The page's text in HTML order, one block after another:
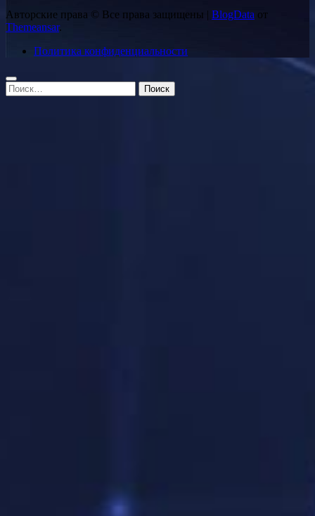
Авторские права © Все права защищены | BlogData от
Themeansar.
Политика конфиденциальности
Найти: